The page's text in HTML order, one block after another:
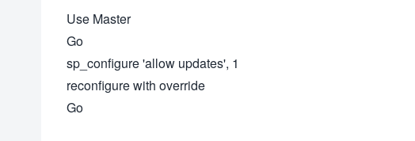
Use Master
Go
sp_configure 'allow updates', 1
reconfigure with override
Go